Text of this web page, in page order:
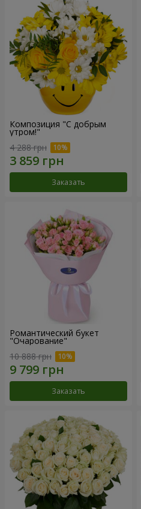
Композиция "С добрым
утром!"
4 288 грн
Заказать
Романтический букет
"Очарование"
10 888 грн
Заказать